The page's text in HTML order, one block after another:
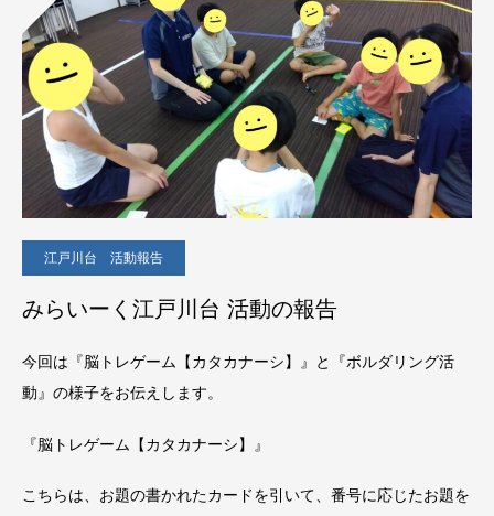
江戸川台 活動報告
みらいーく江戸川台 活動の報告
今回は『脳トレゲーム【カタカナーシ】』と『ボルダリング活
動』の様子をお伝えします。
『脳トレゲーム【カタカナーシ】』
こちらは、お題の書かれたカードを引いて、番号に応じたお題を